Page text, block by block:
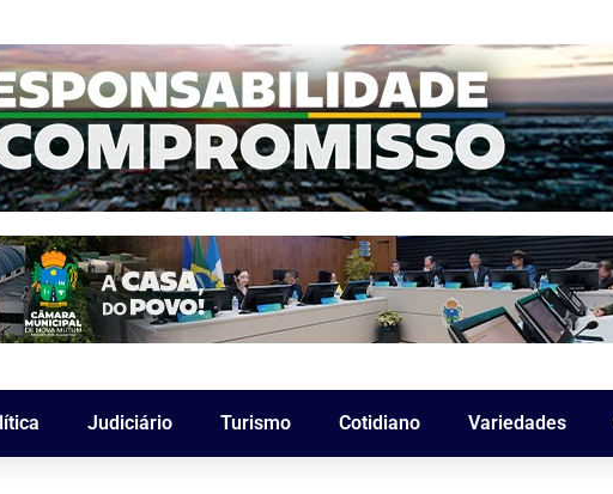
Judiciário Turismo Cotidiano Variedades